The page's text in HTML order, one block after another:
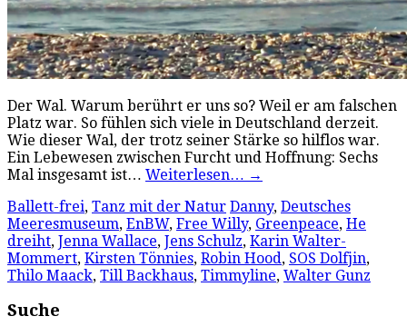
Der Wal. Warum berührt er uns so? Weil er am falschen
Platz war. So fühlen sich viele in Deutschland derzeit.
Wie dieser Wal, der trotz seiner Stärke so hilflos war.
Ein Lebewesen zwischen Furcht und Hoffnung: Sechs
Mal insgesamt ist… Weiterlesen… →
Ballett-frei, Tanz mit der Natur Danny, Deutsches
Meeresmuseum, EnBW, Free Willy, Greenpeace, He
dreiht, Jenna Wallace, Jens Schulz, Karin Walter-
Mommert, Kirsten Tönnies, Robin Hood, SOS Dolfjin,
Thilo Maack, Till Backhaus, Timmyline, Walter Gunz
Suche